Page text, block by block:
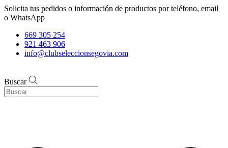
Solicita tus pedidos o información de productos por teléfono, email
o WhatsApp
669 305 254
921 463 906
info@clubseleccionsegovia.com
Buscar